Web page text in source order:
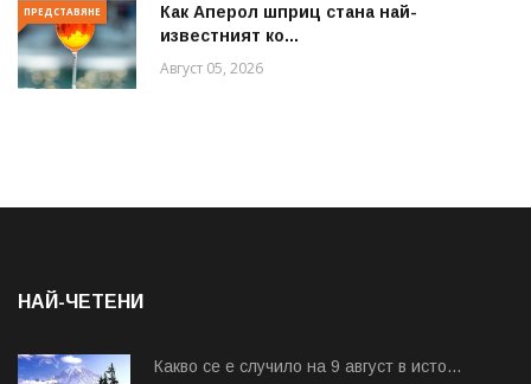
ПРЕДСТАВЯНЕ
Как Аперол шприц стана най-
известният ко...
Август 05, 2026
НАЙ-ЧЕТЕНИ
Какво се е случило на 9 август в исто...